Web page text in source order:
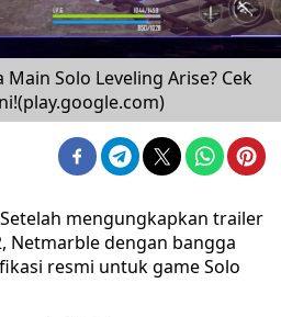
Main Solo Leveling Arise? Cek
mengungkapkan trailer
Netmarble dengan bangga
resmi untuk game Solo